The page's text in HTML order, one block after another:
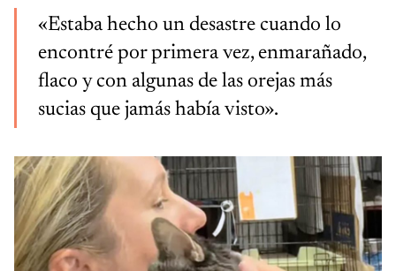
«Estaba hecho un desastre cuando lo
encontré por primera vez, enmarañado,
flaco y con algunas de las orejas más
sucias que jamás había visto».